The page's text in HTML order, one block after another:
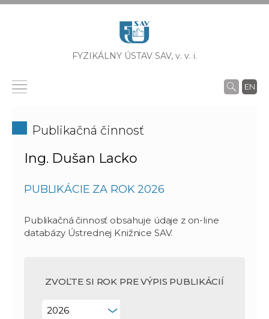
FYZIKÁLNY ÚSTAV SAV, v. v. i.
EN
Publikačná činnosť
Ing. Dušan Lacko
PUBLIKÁCIE ZA ROK 2026
Publikačná činnosť obsahuje údaje z on-line
databázy Ústrednej Knižnice SAV.
ZVOĽTE SI ROK PRE VÝPIS PUBLIKÁCIÍ